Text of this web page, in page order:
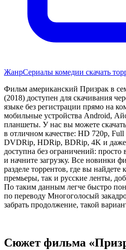
ЖанрСериалы комедии скачать
Фильм американский Призрак в
(2018) доступен для скачивания
языке без регистрации прямо на
мобильные устройства Android,
планшеты. У нас вы можете
в отличном качестве: HD 720p,
DVDRip, HDRip, BDRip, 4K и даже
доступна без ограничений: просто
и начните загрузку. Все новинки
разделе торрентов, где вы
премьеры, так и русские ленты,
По таким данным легче быстро
по переводу Многоголосый
забрать продолжение, такой
Сюжет фильма